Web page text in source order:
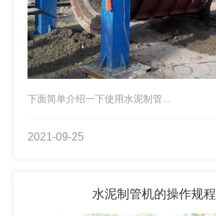
下面简单介绍一下使用水泥制管...
2021-09-25
水泥制管机的操作规程